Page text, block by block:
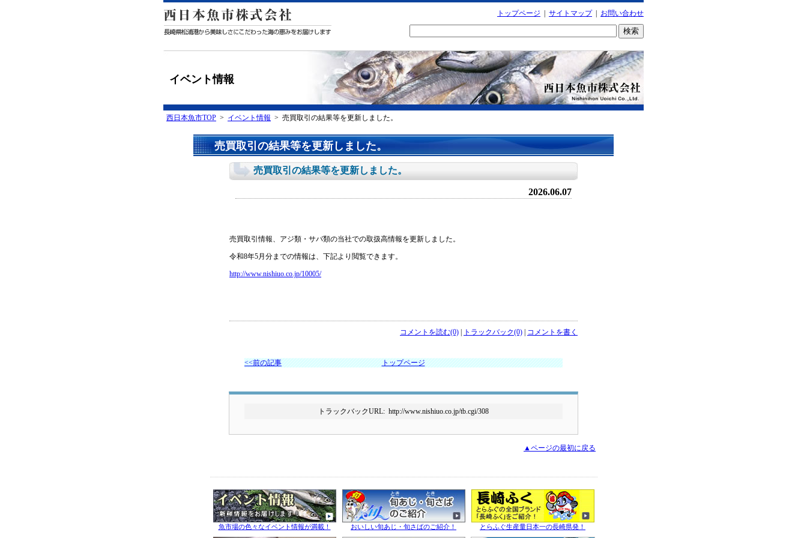
トップページ サイトマップ| お問い合わせ
イベント情報
西日本魚市TOP > イベント情報 > 売買取引の結果等を更新しました。
売買取引の結果等を更新しました。
売買取引の結果等を更新しました。
2026.06.07
売買取引情報、アジ類・サバ類の当社での取扱高情報を更新しました。
令和8年5月分までの情報は、下記より閲覧できます。
http://www.nishiuo.co.jp/10005/
コメントを読む(0) トラックバック(0) コメントを書く
<<前の記事 トップページ
トラックバックURL: http://www.nishiuo.co.jp/tb.cgi/308
▲ページの最初に戻る
魚市場の色々なイベント情報が満載！ おいしい旬あじ・旬さばのご紹介！ とらふぐ生産量日本一の長崎県発！